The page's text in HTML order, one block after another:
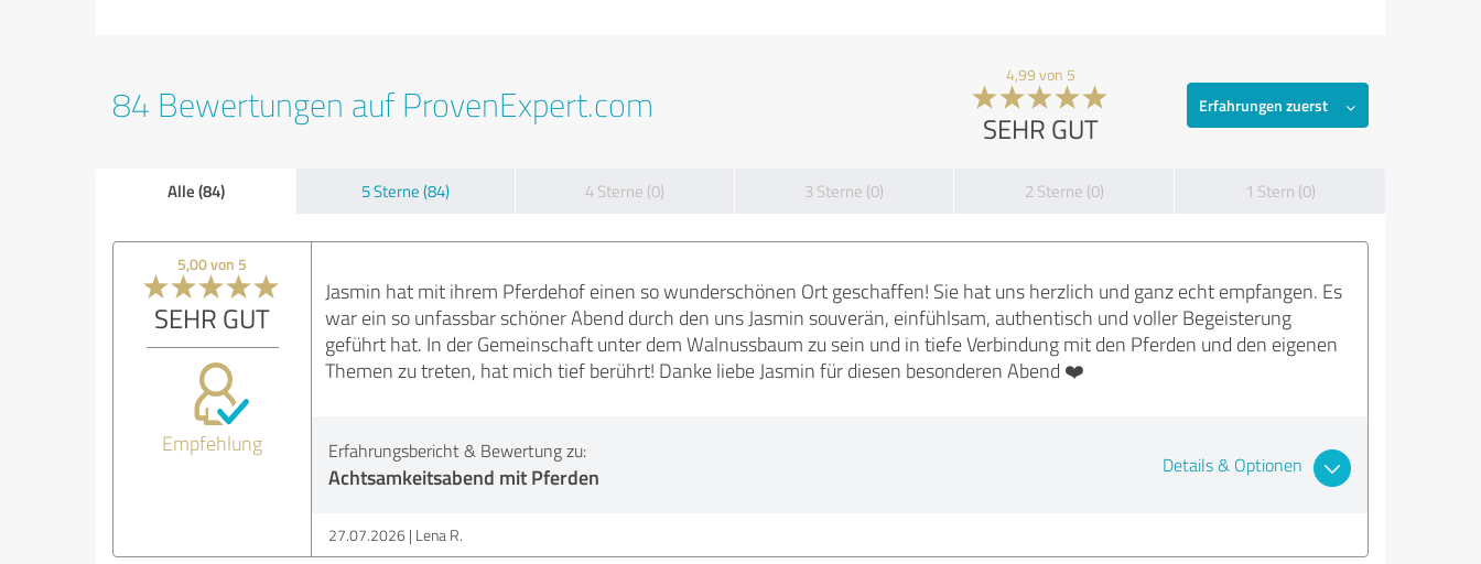
84 Bewertungen auf ProvenExpert.com
4,99 von 5
SEHR GUT
Erfahrungen zuerst
Alle (84) 5 Sterne (84) 4 Sterne (0) 3 Sterne (0) 2 Sterne (0) 1 Stern (0)
5,00 von 5
SEHR GUT
Empfehlung
Jasmin hat mit ihrem Pferdehof einen so wunderschönen Ort geschaffen! Sie hat uns herzlich und ganz echt empfangen. Es
war ein so unfassbar schöner Abend durch den uns Jasmin souverän, einfühlsam, authentisch und voller Begeisterung
geführt hat. In der Gemeinschaft unter dem Walnussbaum zu sein und in tiefe Verbindung mit den Pferden und den eigenen
Themen zu treten, hat mich tief berührt! Danke liebe Jasmin für diesen besonderen Abend ❤️
Erfahrungsbericht & Bewertung zu:
Achtsamkeitsabend mit Pferden Details & Optionen
27.07.2026 Lena R.